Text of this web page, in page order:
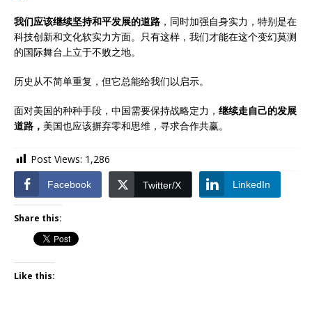
我们应该继续坚持和平发展的道路 ，同时加强自身实力，特别是在
科技创新和文化软实力方面。只有这样，我们才能在这个变幻莫测
的国际舞台上立于不败之地。
历史从不简单重复，但它总能给我们以启示。
面对美国的种种手段，中国需要保持战略定力， 继续走自己的发展
道路， 美国也应该摒弃零和思维，寻求合作共赢。
Post Views: 1,286
Facebook Twitter/X LinkedIn
Share this:
Like this: